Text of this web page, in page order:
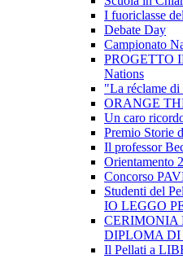
I fuoriclasse
Debate Day
Campionato
PROGETTO
Nations
"La réclame
ORANGE
Un caro
Premio Storie
Il professor
Orientamento
Concorso
Studenti del
IO LEGGO
CERIMONIA
DIPLOMA DI
Il Pellati a